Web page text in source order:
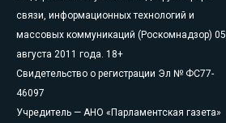
связи, информационных технологий и
массовых коммуникаций (Роскомнадзор) 05
августа 2011 года. 18+
Свидетельство о регистрации Эл № ФС77-
46097
Учредитель — АНО «Парламентская газета»